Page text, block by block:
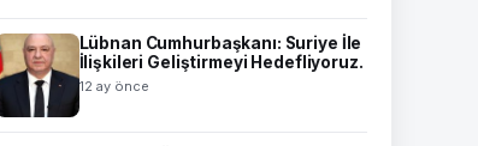
Lübnan Cumhurbaşkanı: Suriye İle
İlişkileri Geliştirmeyi Hedefliyoruz.
12 ay önce